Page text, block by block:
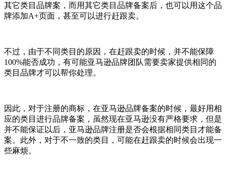
其它类目品牌案，而用其它类目品牌备案后，也可以用这个品
牌添加A+页面，甚至可以进行赶跟卖。
不过，由于不同类目的原因，在赶跟卖的时候，并不能保障
100%能否成功，有可能亚马逊品牌团队需要卖家提供相同的
类目品牌才可以帮你处理。
因此，对于注册的商标，在亚马逊品牌备案的时候，最好用相
应的类目进行品牌备案，虽然现在亚马逊没有严格要求，但是
并不能保证以后，亚马逊品牌注册是否会根据相同类目才能备
案。此外，对于不一致的类目，可能在赶跟卖的时候会出现一
些麻烦。